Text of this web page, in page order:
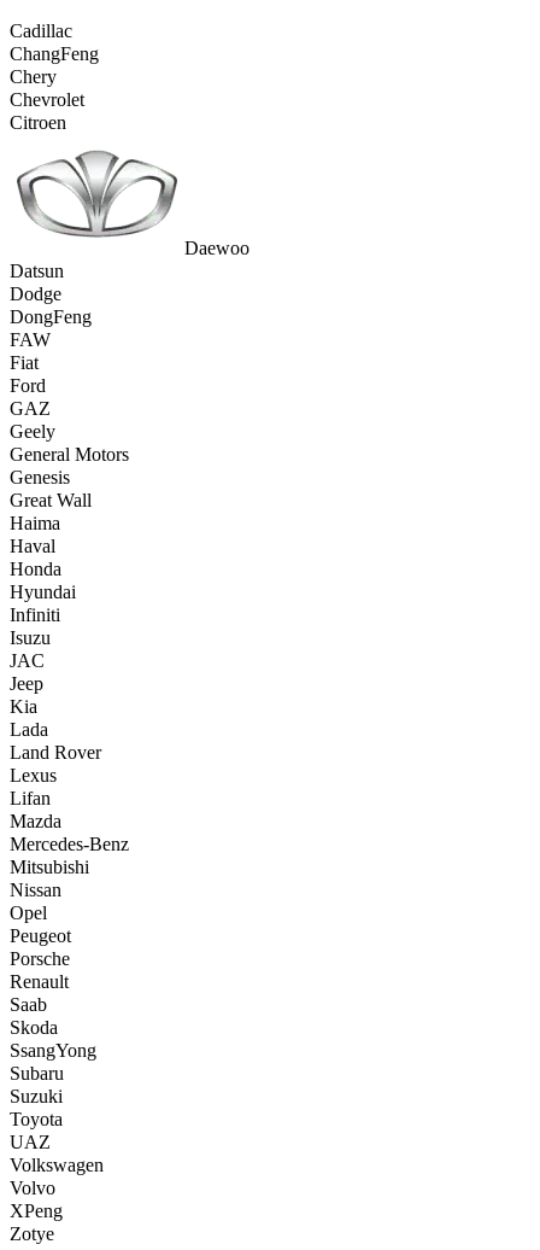
Cadillac
ChangFeng
Chery
Chevrolet
Citroen
Daewoo
Datsun
Dodge
DongFeng
FAW
Fiat
Ford
GAZ
Geely
General Motors
Genesis
Great Wall
Haima
Haval
Honda
Hyundai
Infiniti
Isuzu
JAC
Jeep
Kia
Lada
Land Rover
Lexus
Lifan
Mazda
Mercedes-Benz
Mitsubishi
Nissan
Opel
Peugeot
Porsche
Renault
Saab
Skoda
SsangYong
Subaru
Suzuki
Toyota
UAZ
Volkswagen
Volvo
XPeng
Zotye